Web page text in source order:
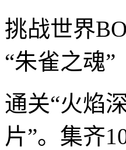
挑战世界
“朱雀之魂
通关“火焰
片”。集齐